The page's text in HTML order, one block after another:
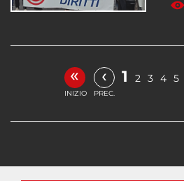
«
INIZIO
‹
PREC.
1 2 3 4 5